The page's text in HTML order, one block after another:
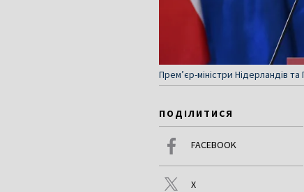
Прем’єр-міністри Нідерландів
ПОДІЛИТИСЯ
FACEBOOK
X